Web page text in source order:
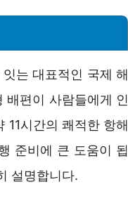
는 대표적인 국제 해
배편이 사람들에게 인
11시간의 쾌적한 항해
준비에 큰 도움이 됩
설명합니다.